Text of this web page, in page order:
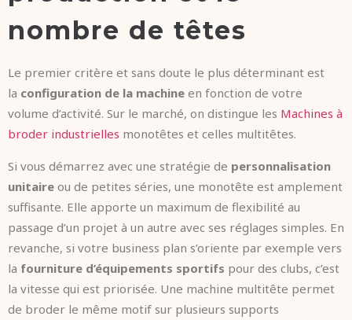
nombre de têtes
Le premier critère et sans doute le plus déterminant est
la configuration de la machine en fonction de votre
volume d’activité. Sur le marché, on distingue les Machines à
broder industrielles monotêtes et celles multitêtes.
Si vous démarrez avec une stratégie de personnalisation
unitaire ou de petites séries, une monotête est amplement
suffisante. Elle apporte un maximum de flexibilité au
passage d’un projet à un autre avec ses réglages simples. En
revanche, si votre business plan s’oriente par exemple vers
la fourniture d’équipements sportifs pour des clubs, c’est
la vitesse qui est priorisée. Une machine multitête permet
de broder le même motif sur plusieurs supports